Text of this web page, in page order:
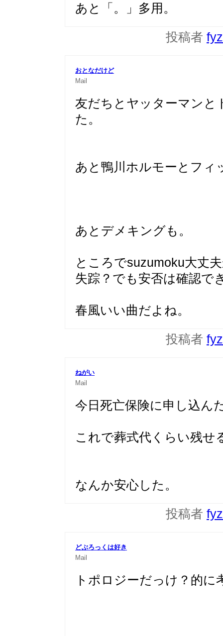
あと「。」多用。
投稿者
おとなだけど
Mail
友だちとヤッターマンと
た。
あと鴨川ホルモーとフィ
あとデメキングも。
ところでsuzumoku大丈
失踪？でも安否は確認で
春風いい曲だよね。
投稿者
ねがい
Mail
今日死亡保険に申し込ん
これで葬式代くらい残せ
なんか安心した。
投稿者
どぶろっくは好き
Mail
トポロジーだっけ？的に